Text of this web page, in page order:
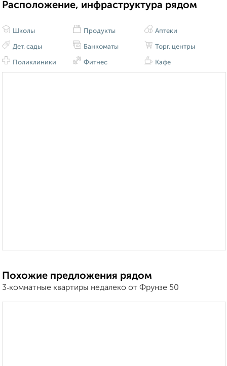
Расположение, инфраструктура рядом
Школы
Дет. сады
Поликлиники
Продукты
Банкоматы
Фитнес
Аптеки
Торг. центры
Кафе
Похожие предложения рядом
3‑комнатные квартиры недалеко от Фрунзе 50